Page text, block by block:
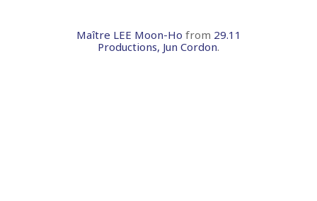
Maître LEE Moon-Ho from 29.11
Productions, Jun Cordon.